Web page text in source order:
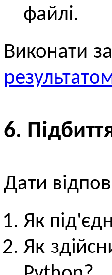
файлі.
Виконати
6.
Дати
Як
Як